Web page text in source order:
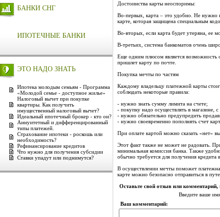
БАНКИ СНГ
ИПОТЕЧНЫЕ БАНКИ
ЭТО НАДО ЗНАТЬ
Ипотека молодым семьям - Программа
«Молодой семье - доступное жилье»
Налоговый вычет при покупке
квартиры. Как получить
имущественный налоговый вычет?
Идеальный ипотечный брокер - кто он?
Аннуитетный и дифференцированный
типы платежей.
Страхование ипотеки - роскошь или
необходимость?
Рефинансирование кредитов
Что нужно для получения субсидии
Ставки упадут или поднимутся?
Достоинства карты неоспоримы:
Во-первых, карта – это удобно. Не нужно
карте, которая защищена специальным
Во-вторых, если карта будет утеряна, ее
В-третьих, система банкоматов очень
Еще одним плюсом является возможность
пришлет карту по почте.
Покупка мечты по частям
Каждому владельцу платежной карты
соблюдать некоторые правила:
- нужно знать сумму лимита на счете;
- покупку надо осуществлять в магазине,
- нужно обязательно предупредить
- нужно своевременно пополнять счет
При оплате картой можно сказать «нет»
Этот факт также не может не радовать.
минимальная комиссия банка. Также
обычно требуется для получения кредита
В осуществлении мечты поможет
карте можно безопасно отправиться в
Оставьте свой отзыв или комментарий,
Введите ваше
Ваш комментарий: